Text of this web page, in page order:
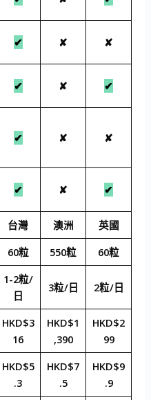
✔ ✘ ✘
✔ ✘ ✔
✔ ✘ ✘
✔ ✘ ✔
台灣 澳洲
英國
60粒 550粒 60粒
1-2粒/
日
3粒/日 2粒/日
HKD$3
16
HKD$1
,390
HKD$2
99
HKD$5
.3
HKD$7
.5
HKD$9
.9